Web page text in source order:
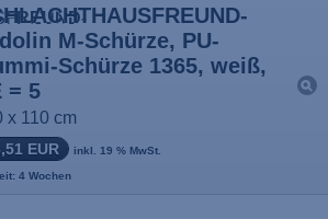
M-Schürze, PU-
Schürze 1365, weiß,
= 5
x 110 cm
EUR inkl. 19 % MwSt.
4 Wochen